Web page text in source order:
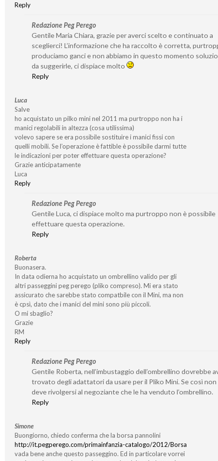
Reply
Redazione Peg Perego
Gentile Maria Chiara, grazie per averci scelto e continuato a
sceglierci! L’informazione che ha raccolto è corretta,
produciamo ganci e non abbiamo in questo momento
da suggerirle, ci dispiace molto
Reply
Luca
Salve
ho acquistato un pilko mini nel 2011 ma purtroppo non ha i
manici regolabili in altezza (cosa utilissima)
volevo sapere se era possibile sostituire i manici fissi con
quelli mobili. Se l’operazione è fattible è possibile darmi tutte
le indicazioni per poter effettuare questa operazione?
Grazie anticipatamente
Luca
Reply
Redazione Peg Perego
Gentile Luca, ci dispiace molto ma purtroppo non è possibile
effettuare questa operazione.
Reply
Roberta
Buonasera.
In data odierna ho acquistato un ombrellino valido per gli
altri passeggini peg perego (pliko compreso). Mi era stato
assicurato che sarebbe stato compatbile con il Mini, ma non
è cpsì, dato che i manici del mini sono più piccoli.
O mi sbaglio?
Grazie
RM
Reply
Redazione Peg Perego
Gentile Roberta, nell’imbustaggio dell’ombrellino dovrebbe
trovato degli adattatori da usare per il Pliko Mini. Se così
deve rivolgersi al negoziante che le ha venduto l’ombrellino.
Reply
Simone
Buongiorno, chiedo conferma che la borsa pannolini
http://it.pegperego.com/primainfanzia-catalogo/2012/Borsa
vada bene anche questo passeggino. Ed in particolare vorrei